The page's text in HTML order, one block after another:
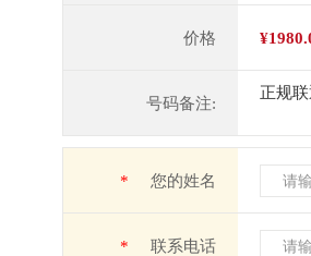
价格
号码备注:
正规
* 您的姓名
* 联系电话